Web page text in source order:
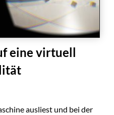
eine virtuell
ausliest und bei der